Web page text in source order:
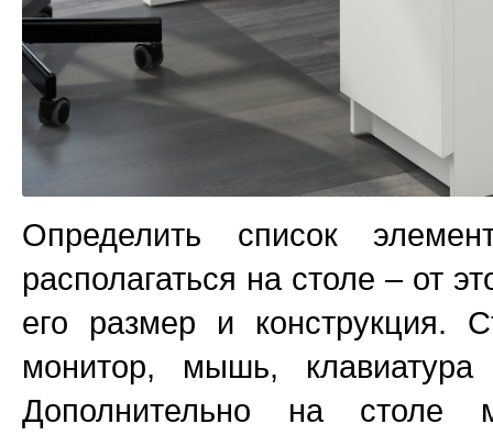
Определить список
располагаться на столе – от
его размер и конструкция.
монитор, мышь,
Дополнительно на столе